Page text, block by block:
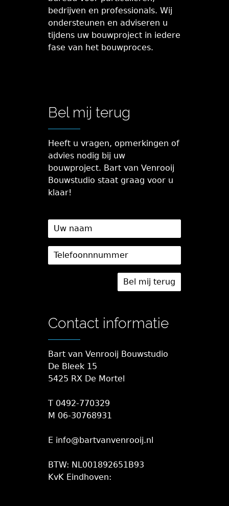
bedrijven en professionals. Wij
ondersteunen en adviseren u
tijdens uw bouwproject in iedere
fase van het bouwproces.
Bel mij terug
Heeft u vragen, opmerkingen of
advies nodig bij uw
bouwproject. Bart van Venrooij
Bouwstudio staat graag voor u
klaar!
Contact informatie
Bart van Venrooij Bouwstudio
De Bleek 15
5425 RX De Mortel
T 0492-770329
M 06-30768931
E info@bartvanvenrooij.nl
BTW: NL001892651B93
KvK Eindhoven: